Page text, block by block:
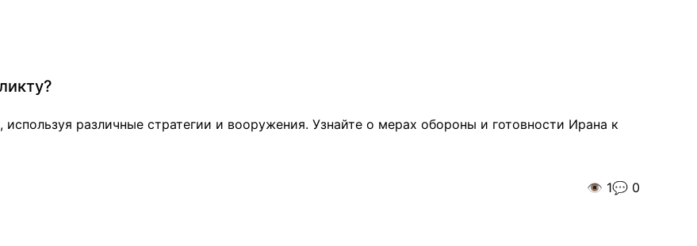
различные стратегии и вооружения. Узнайте о мерах обороны и готовности Ирана к
👁️ 1💬 0